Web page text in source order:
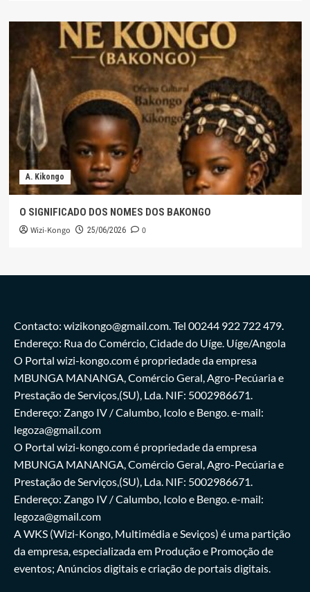
A. Kikongo
O SIGNIFICADO DOS NOMES DOS BAKONGO
Wizi-Kongo 25/06/2026 0
Contacto: wizikongo@gmail.com. Tel 00244 922 722 479.
Endereço: Rua do Comércio, Cidade do Uíge. Uíge/Angola
O Portal wizi-kongo.com é propriedade da empresa
MBUNGA MANANGA, Comércio Geral, Agro-Pecúaria e
Prestação de Serviços,(SU), Lda. NIF: 5002986671.
Endereço: Zango IV / Calumbo, Icolo e Bengo. e-mail:
legoza@gmail.com
O Portal wizi-kongo.com é propriedade da empresa
MBUNGA MANANGA, Comércio Geral, Agro-Pecúaria e
Prestação de Serviços,(SU), Lda. NIF: 5002986671.
Endereço: Zango IV / Calumbo, Icolo e Bengo. e-mail:
legoza@gmail.com
A WKS (Wizi-Kongo, Multimédia e Seviços) é uma partição
da empresa, especializada em Produção e Promoção de
eventos; Anúncios digitais e criação de portais digitais.